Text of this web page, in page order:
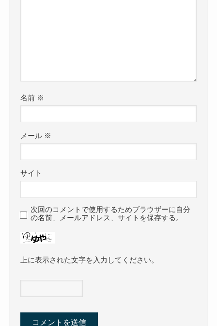
名前 ※
メール ※
サイト
次回のコメントで使用するためブラウザーに自分
の名前、メールアドレス、サイトを保存する。
上に表示された文字を入力してください。